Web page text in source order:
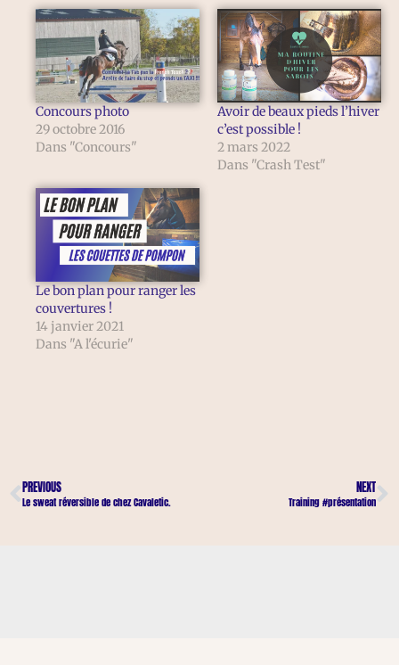
Concours photo
29 octobre 2016
Dans "Concours"
Avoir de beaux pieds l’hiver
c’est possible !
2 mars 2022
Dans "Crash Test"
Le bon plan pour ranger les
couvertures !
14 janvier 2021
Dans "A l'écurie"
PREVIOUS
Le sweat réversible de chez Cavaletic.
NEXT
Training #présentation